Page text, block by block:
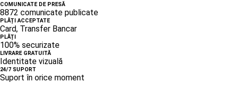
COMUNICATE DE PRESĂ
8872 comunicate publicate
PLĂȚI ACCEPTATE
Card, Transfer Bancar
PLĂȚI
100% securizate
LIVRARE GRATUITĂ
Identitate vizuală
24/7 SUPORT
Suport în orice moment